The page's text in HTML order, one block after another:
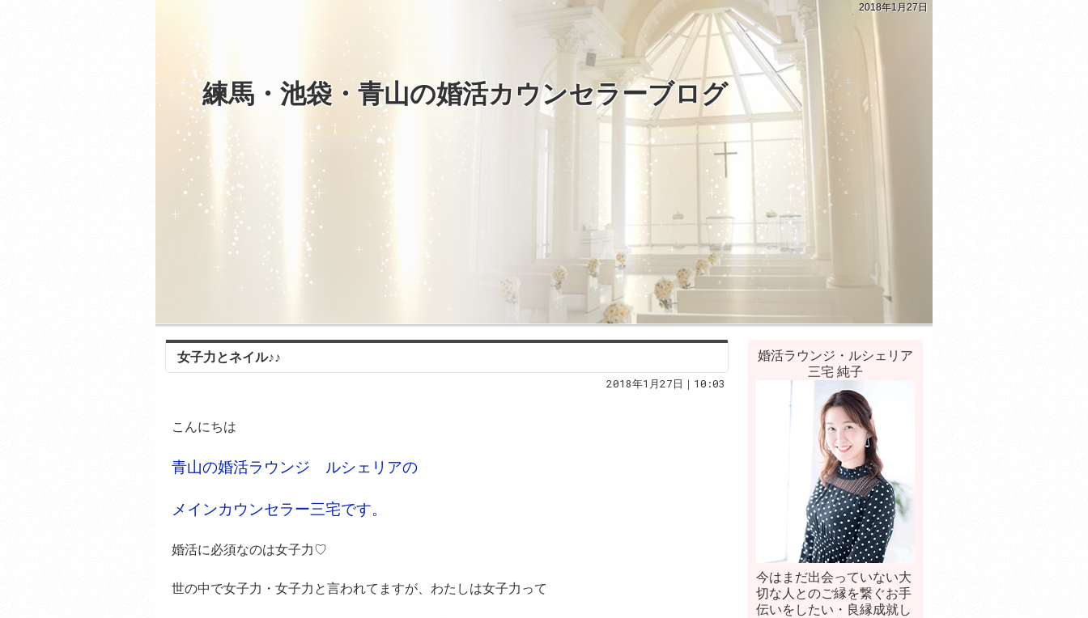
2018年1月27日
練馬・池袋・青山の婚活カウンセラーブログ
女子力とネイル♪♪
2018年1月27日｜10:03
こんにちは
青山の婚活ラウンジ ルシェリアの
メインカウンセラー三宅です。
婚活に必須なのは女子力♡
世の中で女子力・女子力と言われてますが、わたしは女子力って
婚活ラウンジ・ルシェリア
三宅 純子
今はまだ出会っていない大
切な人とのご縁を繋ぐお手
伝いをしたい・良縁成就し